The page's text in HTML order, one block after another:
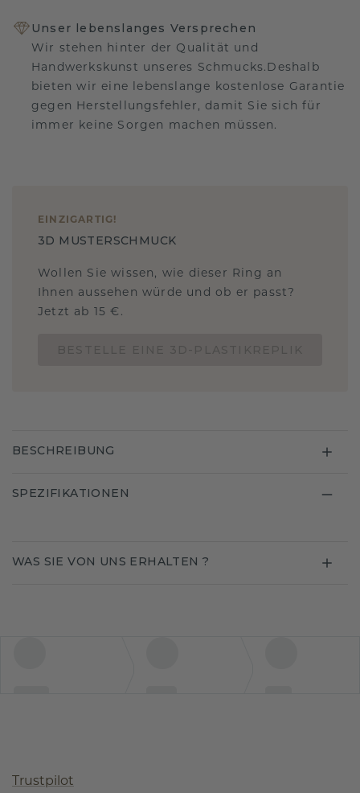
Unser lebenslanges Versprechen
Wir stehen hinter der Qualität und
Handwerkskunst unseres Schmucks.Deshalb
bieten wir eine lebenslange kostenlose Garantie
gegen Herstellungsfehler, damit Sie sich für
immer keine Sorgen machen müssen.
EINZIGARTIG !
3D MUSTERSCHMUCK
Wollen Sie wissen, wie dieser Ring an
Ihnen aussehen würde und ob er passt?
Jetzt ab 15 €.
BESCHREIBUNG
SPEZIFIKATIONEN
WAS SIE VON UNS ERHALTEN ?
Trustpilot